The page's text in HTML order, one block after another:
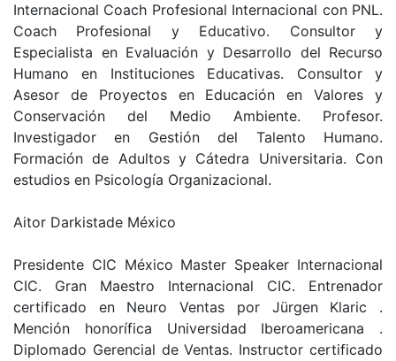
Internacional Coach Profesional Internacional con PNL.
Coach Profesional y Educativo. Consultor y
Especialista en Evaluación y Desarrollo del Recurso
Humano en Instituciones Educativas. Consultor y
Asesor de Proyectos en Educación en Valores y
Conservación del Medio Ambiente. Profesor.
Investigador en Gestión del Talento Humano.
Formación de Adultos y Cátedra Universitaria. Con
estudios en Psicología Organizacional.
Aitor Darkistade México
Presidente CIC México Master Speaker Internacional
CIC. Gran Maestro Internacional CIC. Entrenador
certificado en Neuro Ventas por Jürgen Klaric .
Mención honorífica Universidad Iberoamericana .
Diplomado Gerencial de Ventas. Instructor certificado